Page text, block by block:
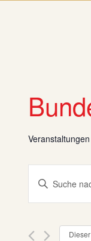
Veranstaltungen
Suche
Bitte
eingeben.